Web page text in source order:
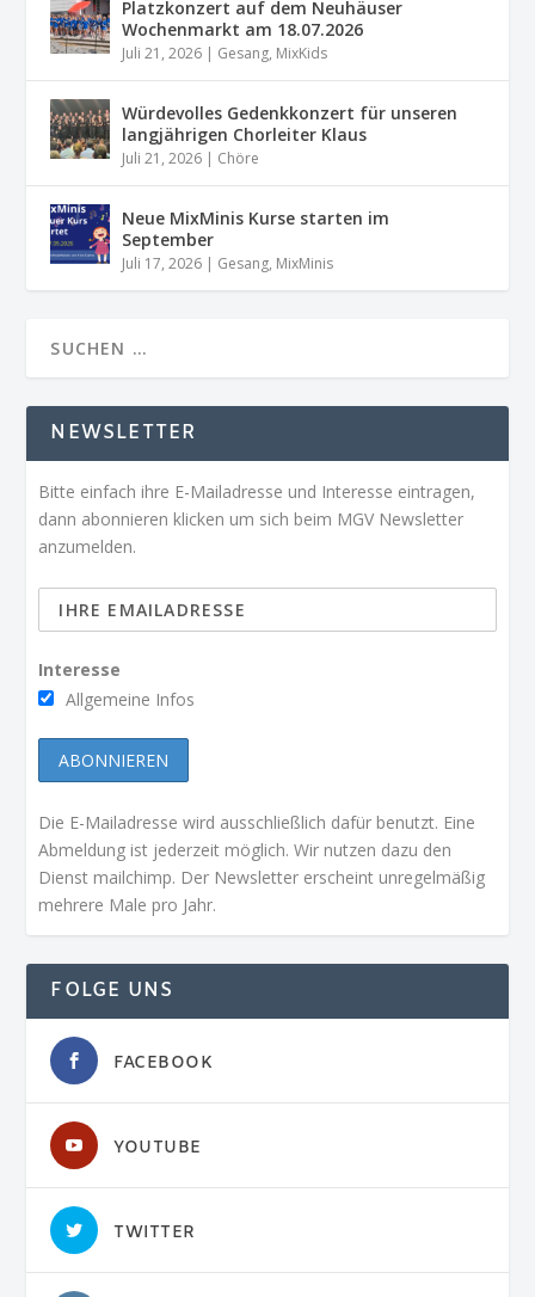
Platzkonzert auf dem Neuhäuser
Wochenmarkt am 18.07.2026
Juli 21, 2026 Gesang, MixKids
Würdevolles Gedenkkonzert für unseren
langjährigen Chorleiter Klaus
Juli 21, 2026 Chöre
Neue MixMinis Kurse starten im
September
Juli 17, 2026 Gesang, MixMinis
NEWSLETTER
Bitte einfach ihre E-Mailadresse und Interesse eintragen,
dann abonnieren klicken um sich beim MGV Newsletter
anzumelden.
Interesse
Allgemeine Infos
Die E-Mailadresse wird ausschließlich dafür benutzt. Eine
Abmeldung ist jederzeit möglich. Wir nutzen dazu den
Dienst mailchimp. Der Newsletter erscheint unregelmäßig
mehrere Male pro Jahr.
FOLGE UNS
FACEBOOK
YOUTUBE
TWITTER